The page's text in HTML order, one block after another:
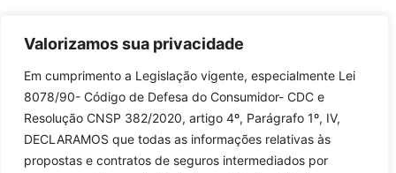
Valorizamos sua privacidade
Em cumprimento a Legislação vigente, especialmente Lei
8078/90- Código de Defesa do Consumidor- CDC e
Resolução CNSP 382/2020, artigo 4º, Parágrafo 1º, IV,
DECLARAMOS que todas as informações relativas às
propostas e contratos de seguros intermediados por